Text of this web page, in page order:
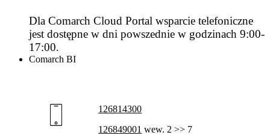
Dla Comarch Cloud Portal wsparcie telefoniczne
jest dostępne w dni powszednie w godzinach 9:00-
17:00.
Comarch BI
126814300
126849001 wew. 2 >> 7